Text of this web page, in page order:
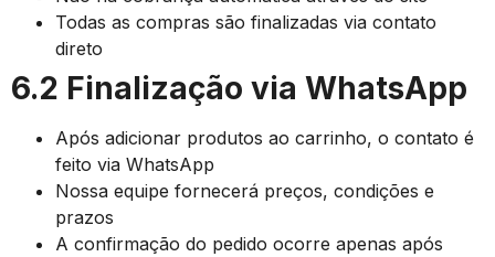
Todas as compras são finalizadas via contato
direto
6.2 Finalização via WhatsApp
Após adicionar produtos ao carrinho, o contato é
feito via WhatsApp
Nossa equipe fornecerá preços, condições e
prazos
A confirmação do pedido ocorre apenas após